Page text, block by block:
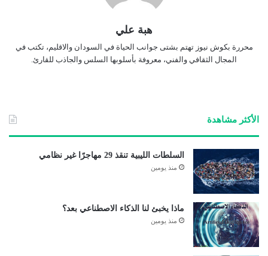
هبة علي
محررة بكوش نيوز تهتم بشتى جوانب الحياة في السودان والاقليم، تكتب في
المجال الثقافي والفني، معروفة بأسلوبها السلس والجاذب للقارئ.
الأكثر مشاهدة
السلطات الليبية تنقذ 29 مهاجرًا غير نظامي
منذ يومين
ماذا يخبئ لنا الذكاء الاصطناعي بعد؟
منذ يومين